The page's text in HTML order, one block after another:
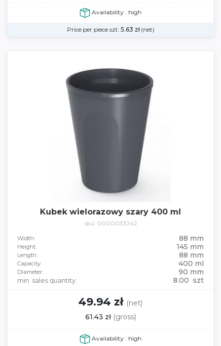
Availability : high
Price per piece szt: 5.63 zł(net)
Kubek wielorazowy szary 400 ml
sku: 0000033242
Width: 88 mm
Height: 145 mm
Length: 88 mm
Capacity: 400 ml
Diameter: 90 mm
min. sales quantity: 8.00 szt
49.94 zł (net)
61.43 zł (gross)
Availability : high